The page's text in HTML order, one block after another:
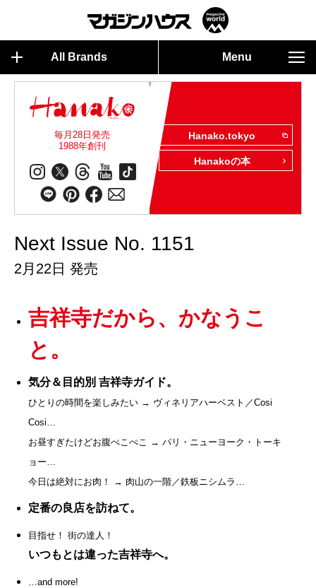
All Brands Menu
毎月28日発売
1988年創刊
Hanako.tokyo
Hanakoの本
Next Issue No. 1151
2月22日 発売
吉祥寺だから、かなうこ
と。
気分＆目的別 吉祥寺ガイド。
ひとりの時間を楽しみたい → ヴィネリアハーベスト／Cosi
Cosi…
お昼すぎたけどお腹ぺこぺこ → パリ・ニューヨーク・トーキ
ョー…
今日は絶対にお肉！ → 肉山の一階／鉄板ニシムラ…
定番の良店を訪ねて。
目指せ！ 街の達人！
いつもとは違った吉祥寺へ。
…and more!